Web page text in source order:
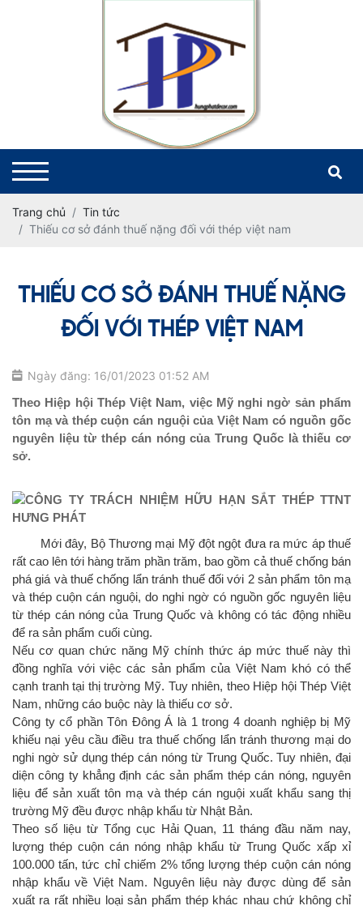
Trang chủ
Tin tức
Thiếu cơ sở đánh thuế nặng đối với thép việt nam
THIẾU CƠ SỞ ĐÁNH THUẾ NẶNG
ĐỐI VỚI THÉP VIỆT NAM
Ngày đăng: 16/01/2023 01:52 AM
Theo Hiệp hội Thép Việt Nam, việc Mỹ nghi ngờ sản phẩm
tôn mạ và thép cuộn cán nguội của Việt Nam có nguồn gốc
nguyên liệu từ thép cán nóng của Trung Quốc là thiếu cơ
sở.
Mới đây, Bộ Thương mại Mỹ đột ngột đưa ra mức áp thuế
rất cao lên tới hàng trăm phần trăm, bao gồm cả thuế chống bán
phá giá và thuế chống lẩn tránh thuế đối với 2 sản phẩm tôn mạ
và thép cuộn cán nguội, do nghi ngờ có nguồn gốc nguyên liệu
từ thép cán nóng của Trung Quốc và không có tác động nhiều
để ra sản phẩm cuối cùng.
Nếu cơ quan chức năng Mỹ chính thức áp mức thuế này thì
đồng nghĩa với việc các sản phẩm của Việt Nam khó có thể
cạnh tranh tại thị trường Mỹ. Tuy nhiên, theo Hiệp hội Thép Việt
Nam, những cáo buộc này là thiếu cơ sở.
Công ty cổ phần Tôn Đông Á là 1 trong 4 doanh nghiệp bị Mỹ
khiếu nại yêu cầu điều tra thuế chống lẩn tránh thương mại do
nghi ngờ sử dụng thép cán nóng từ Trung Quốc. Tuy nhiên, đại
diện công ty khẳng định các sản phẩm thép cán nóng, nguyên
liệu để sản xuất tôn mạ và thép cán nguội xuất khẩu sang thị
trường Mỹ đều được nhập khẩu từ Nhật Bản.
Theo số liệu từ Tổng cục Hải Quan, 11 tháng đầu năm nay,
lượng thép cuộn cán nóng nhập khẩu từ Trung Quốc xấp xỉ
100.000 tấn, tức chỉ chiếm 2% tổng lượng thép cuộn cán nóng
nhập khẩu về Việt Nam. Nguyên liệu này được dùng để sản
xuất ra rất nhiều loại sản phẩm thép khác nhau chứ không chỉ